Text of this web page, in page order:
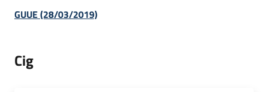
GUUE (28/03/2019)
Cig